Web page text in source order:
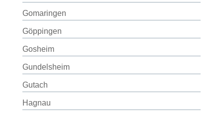
Gomaringen
Göppingen
Gosheim
Gundelsheim
Gutach
Hagnau